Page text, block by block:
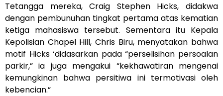
Tetangga mereka, Craig Stephen Hicks, didakwa
dengan pembunuhan tingkat pertama atas kematian
ketiga mahasiswa tersebut. Sementara itu Kepala
Kepolisian Chapel Hill, Chris Biru, menyatakan bahwa
motif Hicks ‘didasarkan pada “perselisihan persoalan
parkir,” ia juga mengakui “kekhawatiran mengenai
kemungkinan bahwa persitiwa ini termotivasi oleh
kebencian.”